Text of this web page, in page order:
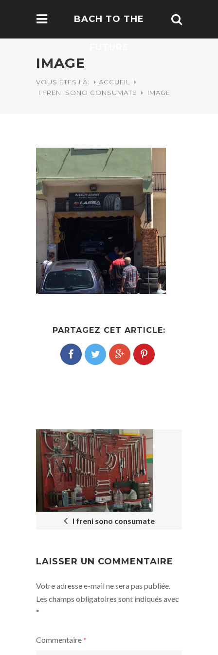
BACH TO THE
IMAGE
VOUS ÊTES LÀ:
ACCUEIL
I FRENI SONO CONSUMATE
IMAGE
PARTAGEZ CET ARTICLE:
POST
NAVIGATION
I freni sono consumate
LAISSER UN COMMENTAIRE
Votre adresse e-mail ne sera pas publiée.
Les champs obligatoires sont indiqués avec
*
Commentaire *